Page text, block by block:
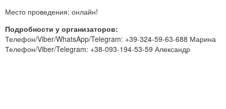
Место проведения: онлайн!
Подробности у организаторов:
Телефон/Viber/WhatsApp/Telegram: +39-324-59-63-688 Марина
Телефон/Viber/Telegram: +38-093-194-53-59 Александр